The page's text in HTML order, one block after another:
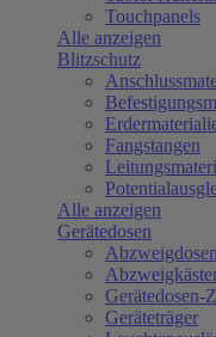
Touchpanels
Alle anzeigen
Blitzschutz
Fangstangen
Alle anzeigen
Gerätedosen
Abzweigdosen
Gerätedosen-
Geräteträger